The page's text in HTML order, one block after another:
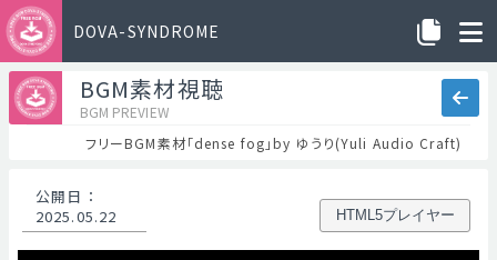
DOVA-SYNDROME
BGM素材視聴
BGM PREVIEW
フリーBGM素材「dense fog」by ゆうり(Yuli Audio Craft)
公開日 ：
2025.05.22
HTML5プレイヤー